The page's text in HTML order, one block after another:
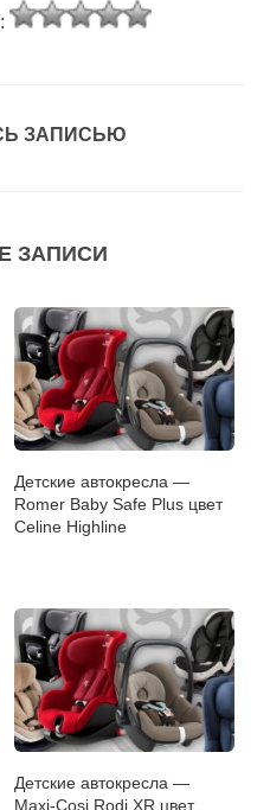
ЗАПИСЬЮ
ЗАПИСИ
Детские автокресла —
Romer Baby Safe Plus цвет
Celine Highline
Детские автокресла —
Maxi-Cosi Rodi XR цвет